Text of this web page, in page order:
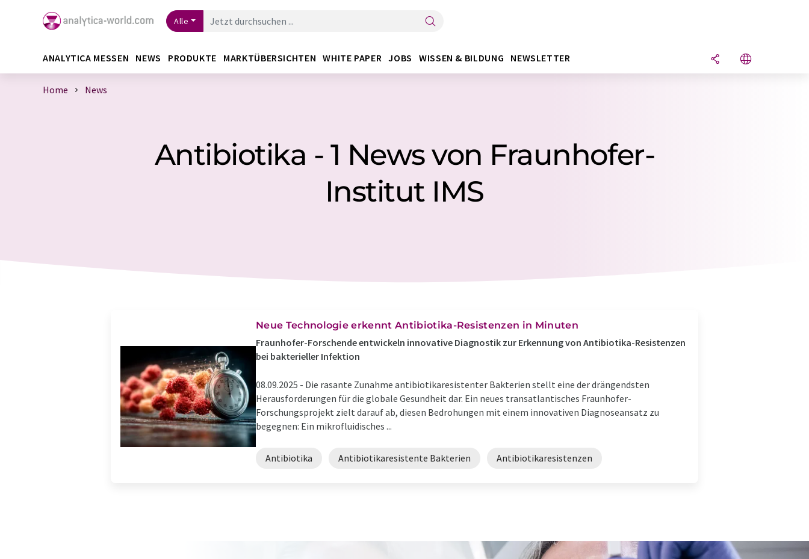
Alle
ANALYTICA MESSEN NEWS PRODUKTE MARKTÜBERSICHTEN WHITE PAPER JOBS WISSEN & BILDUNG NEWSLETTER
Home News
Antibiotika - 1 News von Fraunhofer-
Institut IMS
Neue Technologie erkennt Antibiotika-Resistenzen in Minuten
Fraunhofer-Forschende entwickeln innovative Diagnostik zur Erkennung von Antibiotika-Resistenzen
bei bakterieller Infektion
08.09.2025 - Die rasante Zunahme antibiotikaresistenter Bakterien stellt eine der drängendsten
Herausforderungen für die globale Gesundheit dar. Ein neues transatlantisches Fraunhofer-
Forschungsprojekt zielt darauf ab, diesen Bedrohungen mit einem innovativen Diagnoseansatz zu
begegnen: Ein mikrofluidisches ...
Antibiotika Antibiotikaresistente Bakterien Antibiotikaresistenzen